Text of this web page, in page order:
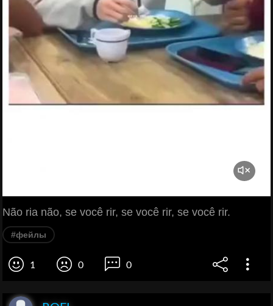
Não ria não, se você rir, se você rir, se você rir.
#фейлы
1 0 0